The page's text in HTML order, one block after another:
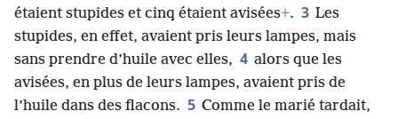
étaient stupides et cinq étaient avisées+. 3 Les
stupides, en effet, avaient pris leurs lampes, mais
sans prendre d’huile avec elles, 4 alors que les
avisées, en plus de leurs lampes, avaient pris de
l’huile dans des flacons. 5 Comme le marié tardait,